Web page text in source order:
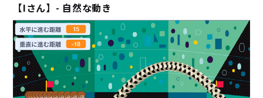
【Iさん】- 自然な動き